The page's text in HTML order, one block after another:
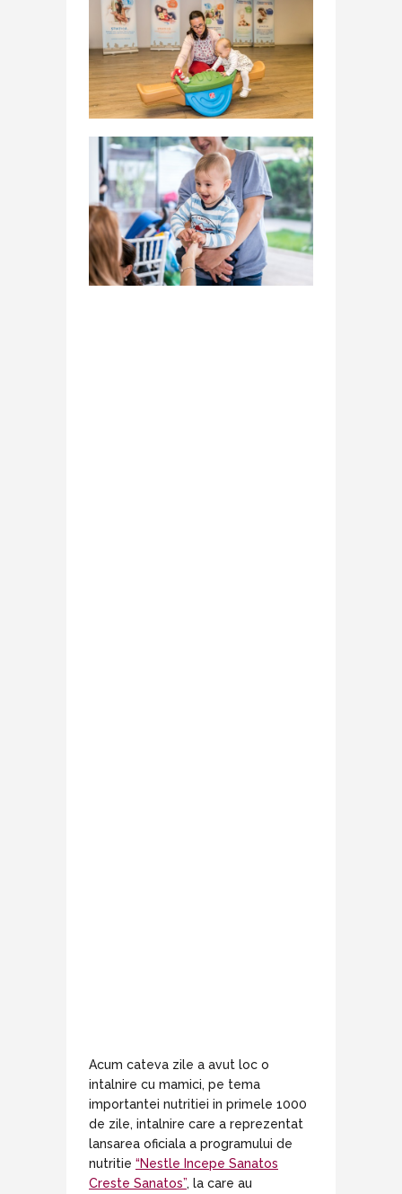
Acum cateva zile a avut loc o
intalnire cu mamici, pe tema
importantei nutritiei in primele 1000
de zile, intalnire care a reprezentat
lansarea oficiala a programului de
nutritie “Nestle Incepe Sanatos
Creste Sanatos”, la care au